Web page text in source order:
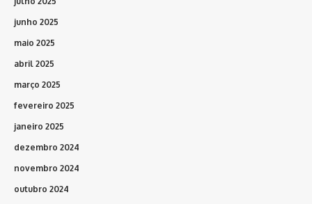
junho 2025
maio 2025
abril 2025
março 2025
fevereiro 2025
janeiro 2025
dezembro 2024
novembro 2024
outubro 2024